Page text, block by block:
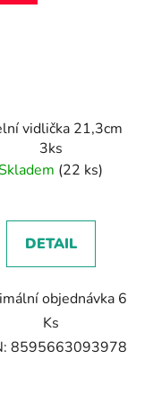
vidlička 21,3cm
3ks
(22 ks)
DETAIL
objednávka 6
Ks
8595663093978